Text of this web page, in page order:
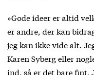
»Gode ideer er altid
er andre, der kan
jeg kan ikke vide alt.
Karen Syberg eller
ind, så er det bare fint.